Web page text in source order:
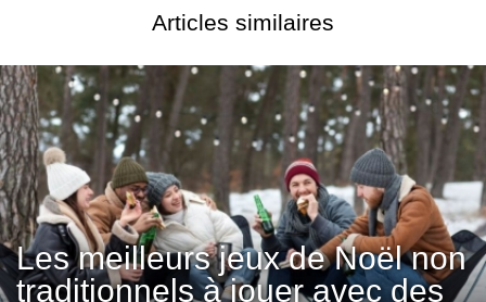
Articles similaires
Les meilleurs jeux de Noël non
traditionnels à jouer avec des